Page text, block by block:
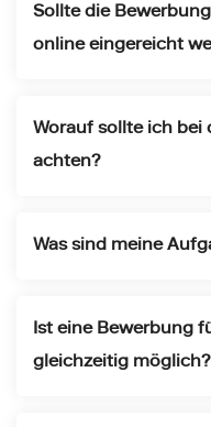
Sollte die
online eingereicht
Worauf sollte ich bei
achten?
Was sind meine
Ist eine Bewerbung
gleichzeitig möglich?